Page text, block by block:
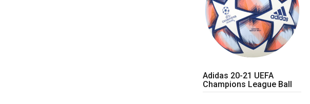
Adidas 20-21 UEFA
Champions League Ball